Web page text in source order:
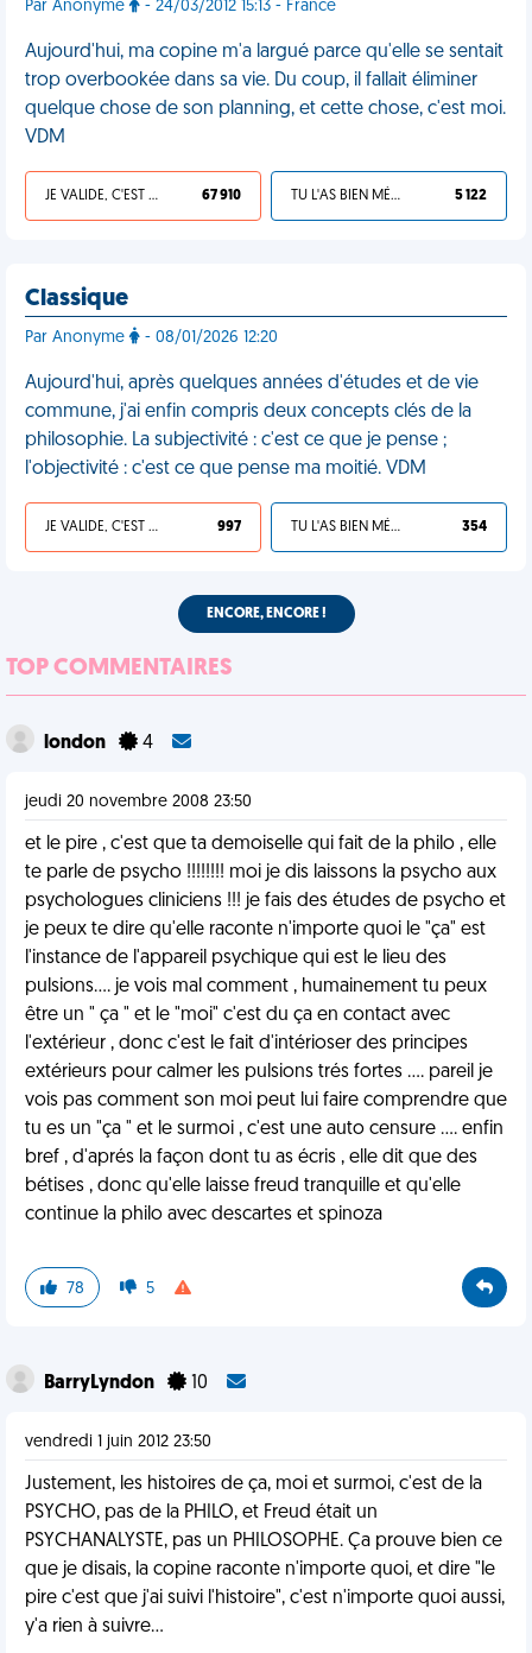
Par Anonyme - 24/03/2012 15:13 - France
Aujourd'hui, ma copine m'a largué parce qu'elle se sentait
trop overbookée dans sa vie. Du coup, il fallait éliminer
quelque chose de son planning, et cette chose, c'est moi.
VDM
JE VALIDE, C'EST UNE VDM 67 910 TU L'AS BIEN MÉRITÉ 5 122
Classique
Par Anonyme - 08/01/2026 12:20
Aujourd'hui, après quelques années d'études et de vie
commune, j'ai enfin compris deux concepts clés de la
philosophie. La subjectivité : c'est ce que je pense ;
l'objectivité : c'est ce que pense ma moitié. VDM
JE VALIDE, C'EST UNE VDM 997 TU L'AS BIEN MÉRITÉ 354
ENCORE, ENCORE !
TOP COMMENTAIRES
london 4
jeudi 20 novembre 2008 23:50
et le pire , c'est que ta demoiselle qui fait de la philo , elle
te parle de psycho !!!!!!!! moi je dis laissons la psycho aux
psychologues cliniciens !!! je fais des études de psycho et
je peux te dire qu'elle raconte n'importe quoi le "ça" est
l'instance de l'appareil psychique qui est le lieu des
pulsions.... je vois mal comment , humainement tu peux
être un " ça " et le "moi" c'est du ça en contact avec
l'extérieur , donc c'est le fait d'intérioser des principes
extérieurs pour calmer les pulsions trés fortes .... pareil je
vois pas comment son moi peut lui faire comprendre que
tu es un "ça " et le surmoi , c'est une auto censure .... enfin
bref , d'aprés la façon dont tu as écris , elle dit que des
bétises , donc qu'elle laisse freud tranquille et qu'elle
continue la philo avec descartes et spinoza
78 5
BarryLyndon 10
vendredi 1 juin 2012 23:50
Justement, les histoires de ça, moi et surmoi, c'est de la
PSYCHO, pas de la PHILO, et Freud était un
PSYCHANALYSTE, pas un PHILOSOPHE. Ça prouve bien ce
que je disais, la copine raconte n'importe quoi, et dire "le
pire c'est que j'ai suivi l'histoire", c'est n'importe quoi aussi,
y'a rien à suivre...